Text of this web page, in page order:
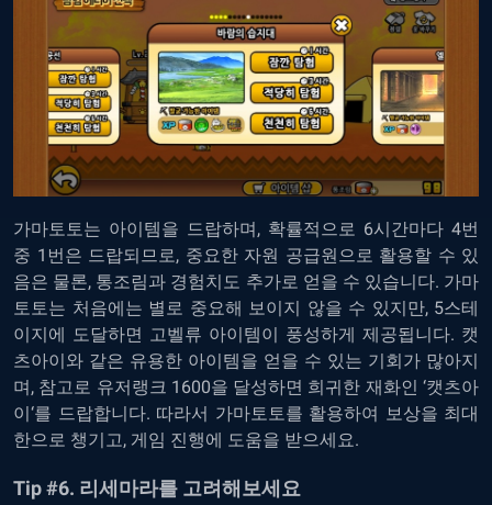
가마토토는 아이템을 드랍하며 , 확률적으로 6시간마다 4번
중 1 번은 드랍되므로, 중요한 자원 공급원으로 활용할 수 있
음은 물론, 통조림과 경험치도 추가로 얻을 수 있습니다. 가마
토토는 처음에는 별로 중요해 보이지 않을 수 있지만, 5스테
이지에
도달하면 고벨류 아이템이 풍성하게 제공됩니다. 캣
츠아이와 같은 유용한 아이템을 얻을 수 있는 기회가 많아지
며 , 참고로 유저랭크 1600을 달성하면 희귀한 재화인 ‘캣츠아
이 ‘를 드랍합니다. 따라서 가마토토를 활용하여 보상을 최대
한으로 챙기고, 게임 진행에 도움을 받으세요.
Tip #6. 리세마라를 고려해보세요